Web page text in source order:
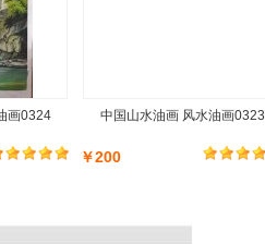
画0324 中国山水油画 风水油画0323
￥200